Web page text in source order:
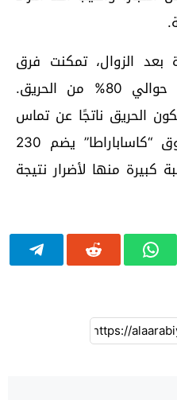
بعد الزوال، تمكنت فرق
الإطفاء من السيطرة على حوالي 80% من الحريق.
الحريق ناتجًا عن تماس
كهربائي، لافتًا إلى أن سوق “كاساباراطا” يضم 230
كبيرة منها لأضرار نتيجة